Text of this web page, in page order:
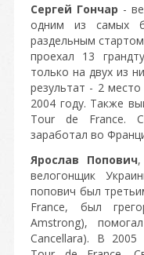
Сергей Гончар -
одним из самых
раздельным
проехал 13
только на двух из
результат - 2
2004 году. Также
Tour de France.
заработал во
Ярослав Попович
велогонщик
попович был
France, был
Amstrong),
Cancellara). В 2005